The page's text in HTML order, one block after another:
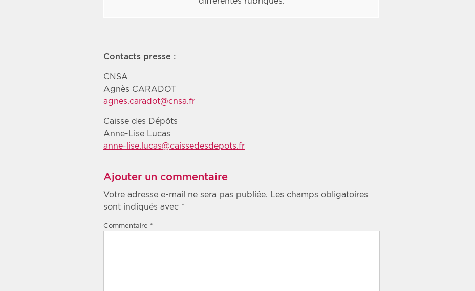
Contacts presse :
CNSA
Agnès CARADOT
agnes.caradot@cnsa.fr
Caisse des Dépôts
Anne-Lise Lucas
anne-lise.lucas@caissedesdepots.fr
Ajouter un commentaire
Votre adresse e-mail ne sera pas publiée. Les champs obligatoires
sont indiqués avec *
Commentaire *